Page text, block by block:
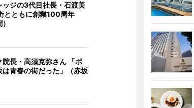
ッジの3代目社長・石渡美
とともに創業100周年
長・高須克弥さん 「ボ
は青春の街だった」（赤坂